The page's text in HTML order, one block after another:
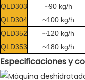
QLD303
~90 kg/h
QLD304
~100 kg/h
QLD352
~120 kg/h
QLD353
~180 kg/h
Especificaciones y